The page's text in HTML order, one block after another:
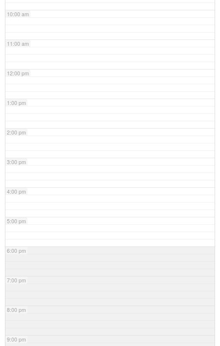
10:00 am
11:00 am
12:00 pm
1:00 pm
2:00 pm
3:00 pm
4:00 pm
5:00 pm
6:00 pm
7:00 pm
8:00 pm
9:00 pm